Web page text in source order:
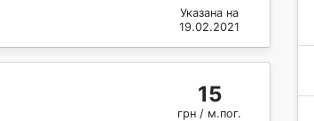
Указана на
19.02.2021
15
грн / м.пог.